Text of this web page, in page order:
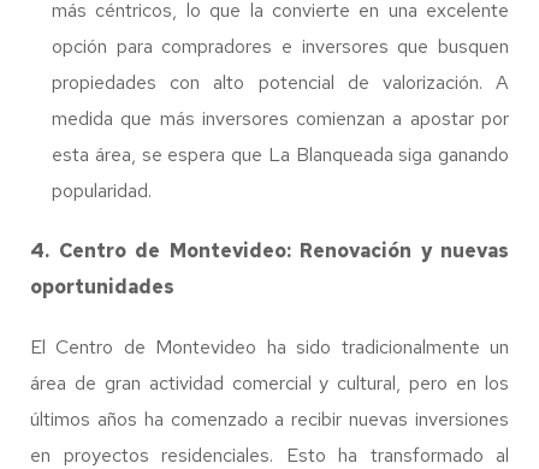
más céntricos, lo que la convierte en una excelente
opción para compradores e inversores que busquen
propiedades con alto potencial de valorización. A
medida que más inversores comienzan a apostar por
esta área, se espera que La Blanqueada siga ganando
popularidad.
4. Centro de Montevideo: Renovación y nuevas
oportunidades
El Centro de Montevideo ha sido tradicionalmente un
área de gran actividad comercial y cultural, pero en los
últimos años ha comenzado a recibir nuevas inversiones
en proyectos residenciales. Esto ha transformado al